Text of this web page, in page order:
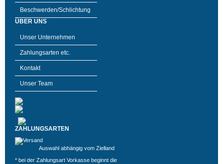
Beschwerden/Schlichtung
ÜBER UNS
Unser Unternehmen
Zahlungsarten etc.
Kontakt
Unser Team
ZAHLUNGSARTEN
Auswahl abhängig vom Zielland
* bei der Zahlungsart Vorkasse beginnt die